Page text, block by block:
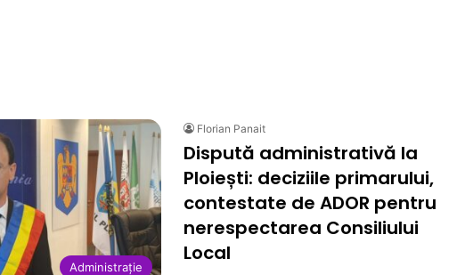
Administrație
Florian Panait
Dispută administrativă la
Ploiești: deciziile primarului,
contestate de ADOR pentru
nerespectarea Consiliului
Local